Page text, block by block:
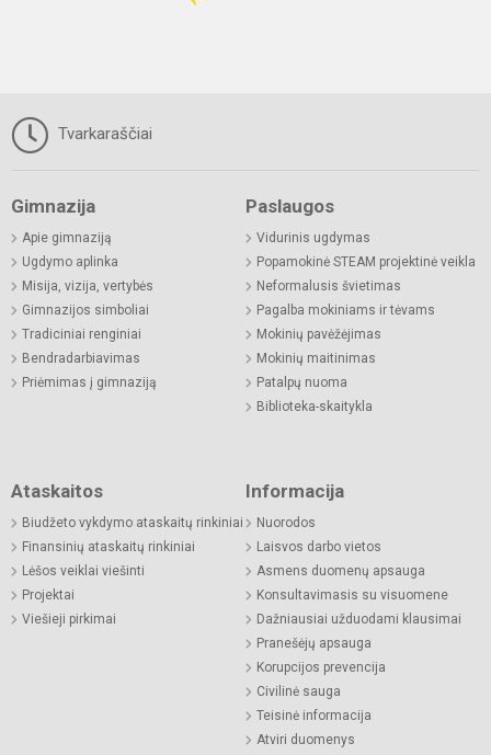
Tvarkaraščiai
Gimnazija
Apie gimnaziją
Ugdymo aplinka
Misija, vizija, vertybės
Gimnazijos simboliai
Tradiciniai renginiai
Bendradarbiavimas
Priėmimas į gimnaziją
Paslaugos
Vidurinis ugdymas
Popamokinė STEAM projektinė veikla
Neformalusis švietimas
Pagalba mokiniams ir tėvams
Mokinių pavėžėjimas
Mokinių maitinimas
Patalpų nuoma
Biblioteka-skaitykla
Ataskaitos
Biudžeto vykdymo ataskaitų rinkiniai
Finansinių ataskaitų rinkiniai
Lėšos veiklai viešinti
Projektai
Viešieji pirkimai
Informacija
Nuorodos
Laisvos darbo vietos
Asmens duomenų apsauga
Konsultavimasis su visuomene
Dažniausiai užduodami klausimai
Pranešėjų apsauga
Korupcijos prevencija
Civilinė sauga
Teisinė informacija
Atviri duomenys